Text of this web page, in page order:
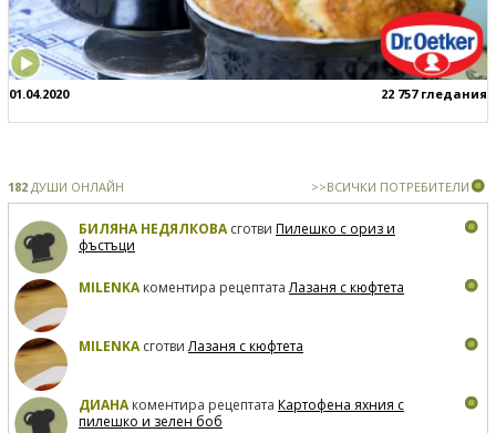
01.04.2020 22 757 гледания
182 ДУШИ ОНЛАЙН >>ВСИЧКИ ПОТРЕБИТЕЛИ
БИЛЯНА НЕДЯЛКОВАсготви Пилешко с ориз и
фъстъци
MILENKAкоментира рецептатаЛазаня с кюфтета
MILENKAсготвиЛазаня с кюфтета
ДИАНАкоментира рецептата Картофена яхния с
пилешко и зелен боб